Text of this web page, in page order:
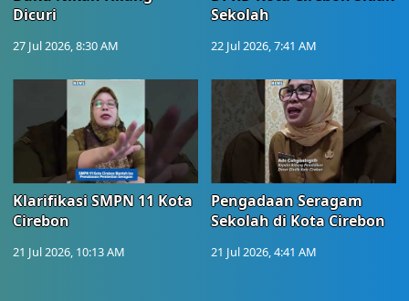
Dicuri
27 Jul 2026, 8:30 AM
Sekolah
22 Jul 2026, 7:41 AM
Klarifikasi SMPN 11 Kota
Cirebon
21 Jul 2026, 10:13 AM
Pengadaan Seragam
Sekolah di Kota Cirebon
21 Jul 2026, 4:41 AM